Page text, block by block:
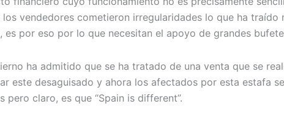
vendedores cometieron irregularidades lo que ha
es por eso por lo que necesitan el apoyo de grandes
ha admitido que se ha tratado de una venta que se
este desaguisado y ahora los afectados por esta estafa
claro, es que “Spain is different”.